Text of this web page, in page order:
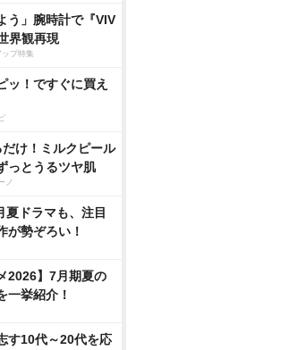
う」腕時計で『VIV
界観再現
プ特集
ッ！ですぐに買え
け！ミルクピール
っとうるツヤ肌
ノ
夏ドラマも、注目
が勢ぞろい！
2026】7月期夏の
一挙紹介！
す10代～20代を応